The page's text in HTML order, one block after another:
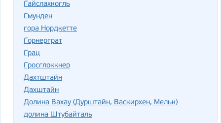
Гайслахкогль
Гмунден
гора Нордкетте
Горнерграт
Грац
Гросглоккнер
Дахтштайн
Дахштайн
Долина Вахау (Дурштайн, Васкирхен, Мельк)
долина Штубайталь